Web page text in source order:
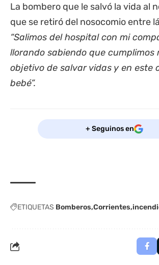
La bombero que le salvó la vida al
que se retiró del nosocomio entre
“Salimos del hospital con mi
llorando sabiendo que cumplimos
objetivo de salvar vidas y en este
bebé”.
+ Seguinos en
ETIQUETAS Bomberos Corrientes